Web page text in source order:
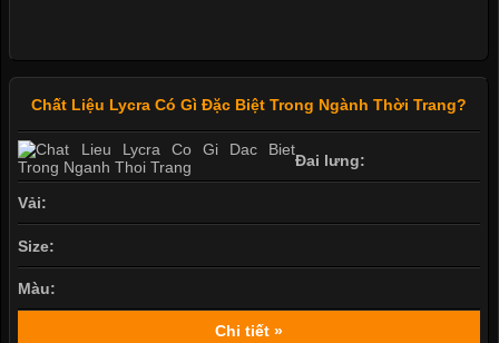
Chất Liệu Lycra Có Gì Đặc Biệt Trong Ngành Thời Trang?
Đai lưng:
Vải:
Size:
Màu:
Chi tiết »